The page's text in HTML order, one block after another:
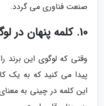
صنعت فناوری می گردد.
10. کلمه پنهان در لوگوی شیائومی!
وقتی که لوگوی این برند
پیدا می کنید که به یک
این کلمه در چینی به